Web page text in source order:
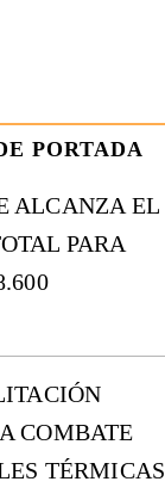
PORTADA
ALCANZA EL
PARA
COMBATE
TÉRMICAS